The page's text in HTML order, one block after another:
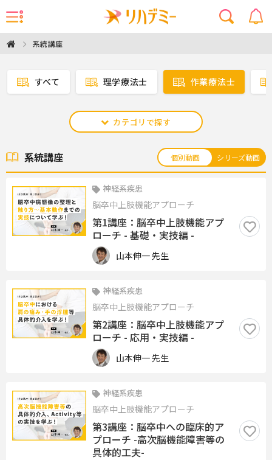
系統講座
すべて 理学療法士 作業療法士
カテゴリで探す
系統講座 個別動画 シリーズ動画
神経系疾患
脳卒中上肢機能アプローチ
第1講座：脳卒中上肢機能アプ
ローチ - 基礎・実技編 -
山本伸一 先生
神経系疾患
脳卒中上肢機能アプローチ
第2講座：脳卒中上肢機能アプ
ローチ - 応用・実技編 -
山本伸一 先生
神経系疾患
脳卒中上肢機能アプローチ
第3講座：脳卒中への臨床的ア
プローチ -高次脳機能障害等の
具体的工夫-